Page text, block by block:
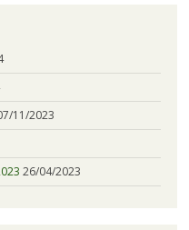
11/2023
26/04/2023